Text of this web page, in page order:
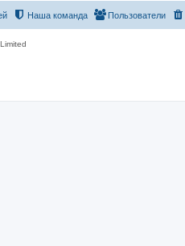
Пользователи
Наша команда